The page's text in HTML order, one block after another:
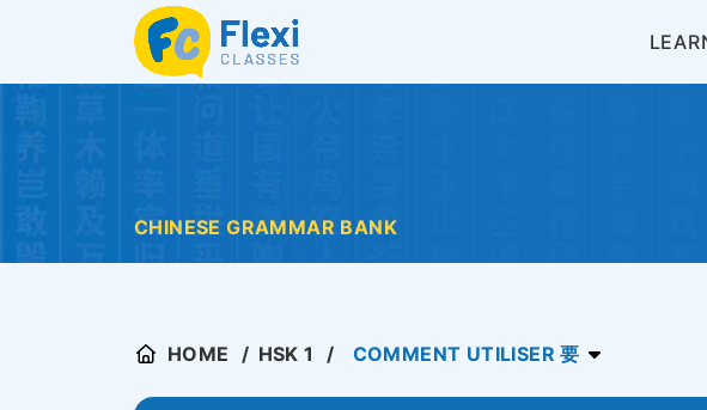
CHINESE GRAMMAR BANK
HOME HSK 1 COMMENT UTILISER 要